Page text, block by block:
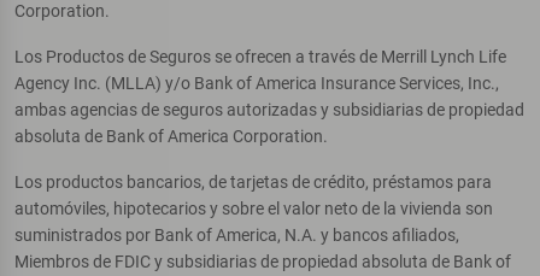
Corporation.
Los Productos de Seguros se ofrecen a través de Merrill Lynch Life
Agency Inc. (MLLA) y/o Bank of America Insurance Services, Inc.,
ambas agencias de seguros autorizadas y subsidiarias de propiedad
absoluta de Bank of America Corporation.
Los productos bancarios, de tarjetas de crédito, préstamos para
automóviles, hipotecarios y sobre el valor neto de la vivienda son
suministrados por Bank of America, N.A. y bancos afiliados,
Miembros de FDIC y subsidiarias de propiedad absoluta de Bank of